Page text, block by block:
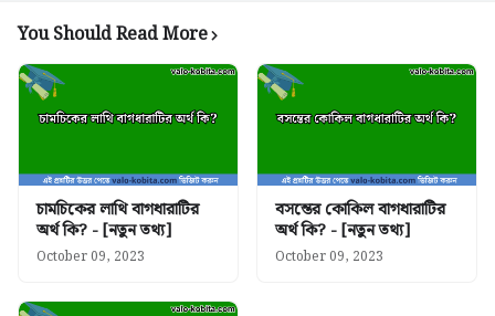
You Should Read More
চামচিকের লাথি বাগধারাটির
অর্থ কি? - [নতুন তথ্য]
October 09, 2023
বসন্তের কোকিল বাগধারাটির
অর্থ কি? - [নতুন তথ্য]
October 09, 2023